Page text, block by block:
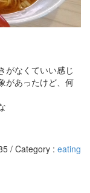
がなくていい感じ
があったけど、何
/ Category : eating